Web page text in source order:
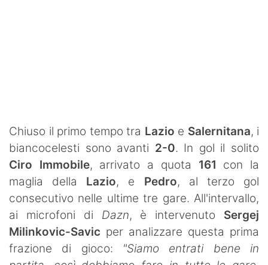
Chiuso il primo tempo tra Lazio e Salernitana, i
biancocelesti sono avanti 2-0. In gol il solito
Ciro Immobile, arrivato a quota 161 con la
maglia della Lazio, e Pedro, al terzo gol
consecutivo nelle ultime tre gare. All'intervallo,
ai microfoni di Dazn, è intervenuto Sergej
Milinkovic-Savic per analizzare questa prima
frazione di gioco: "Siamo entrati bene in